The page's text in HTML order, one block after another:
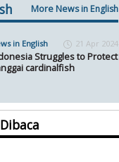
More News in English
in English 21 Apr 2024
Struggles to Protect
cardinalfish